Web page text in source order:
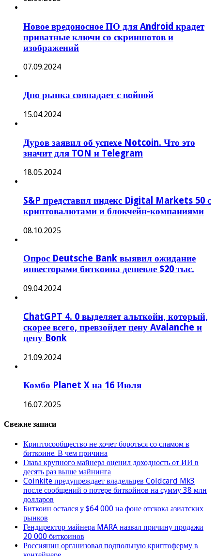
Новое вредоносное ПО для Android крадет
приватные ключи со скриншотов и
изображений
07.09.2024
Дно рынка совпадает с войной
15.04.2024
Дуров заявил об успехе Notcoin. Что это
значит для TON и Telegram
18.05.2024
S&P представил индекс Digital Markets 50 с
криптовалютами и блокчейн-компаниями
08.10.2025
Опрос Deutsche Bank выявил ожидание
инвесторами биткоина дешевле $20 тыс.
09.04.2024
ChatGPT 4. 0 выделяет альткойн, который,
скорее всего, превзойдет цену Avalanche и
цену Bonk
21.09.2024
Комбо Planet X на 16 Июля
16.07.2025
Свежие записи
Криптосообщество не хочет бороться со спамом в
биткоине. В чем причина
Глава крупного майнера оценил доходность от ИИ в
десять раз выше майнинга
Coinkite предупреждает владельцев Coldcard Mk3
после сообщений о потере биткойнов на сумму 38 млн
долларов
Биткоин остался у $64 000 на фоне отскока азиатских
рынков
Гендиректор майнера MARA назвал причину продажи
20 000 биткоинов
Россиянин организовал подпольную криптоферму в